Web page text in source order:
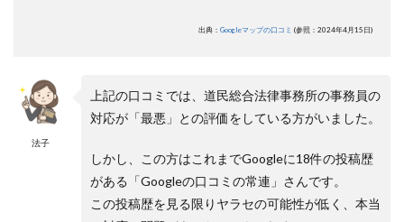
出典： Googleマップの口コミ (参照：2024年4月15日)
法子
上記の口コミでは、道民総合法律事務所の事務員の
対応が「最悪」との評価をしている方がいました。
しかし、この方はこれまでGoogleに18件の投稿歴
がある「Googleの口コミの常連」さんです。
この投稿歴を見る限りヤラセの可能性が低く、本当